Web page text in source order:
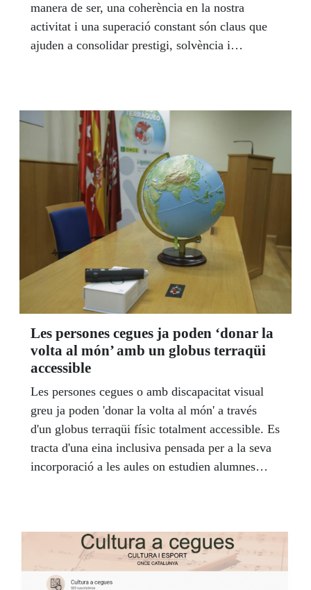
manera de ser, una coherència en la nostra
activitat i una superació constant són claus que
ajuden a consolidar prestigi, solvència i
serveis socials, ocupació, educació i inclusió per
a persones cegues i amb discapacitat a Espanya i
al món. Un agent socioeconòmic que impulsa
amb rotunditat la igualtat per aconseguir
societats millors a tots els nivells.
Les persones cegues ja poden ‘donar la
volta al món’ amb un globus terraqüi
accessible
Les persones cegues o amb discapacitat visual
greu ja poden 'donar la volta al món' a través
d'un globus terraqüi físic totalment accessible. Es
tracta d'una eina inclusiva pensada per a la seva
incorporació a les aules on estudien alumnes
geografia mundial.